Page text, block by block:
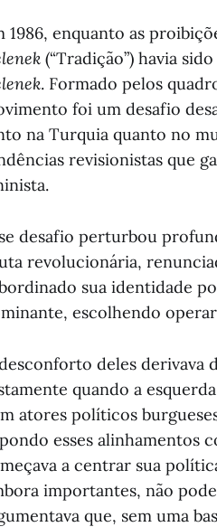
1986, enquanto as
(“Tradição”) havia
. Formado pelos
foi um desafio
na Turquia quanto no
revisionistas que
desafio perturbou
revolucionária,
sua identidade
escolhendo
deles derivava
quando a
atores políticos
esses alinhamentos
a centrar sua
importantes, não
que, sem uma